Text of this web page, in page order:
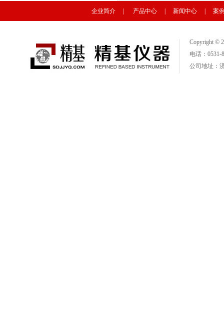
企业简介 产品中心 新闻中心 案
Copyright ©
电话：0531-
公司地址：